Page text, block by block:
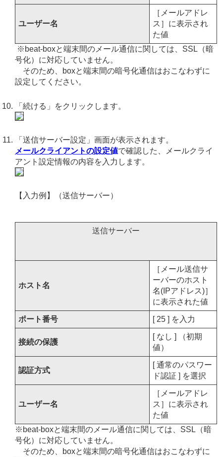
ユーザー名
［メールアドレ
ス］に表示され
た値
※beat-boxと端末間のメール通信に関しては、SSL（暗
号化）に対応していません。
そのため、boxと端末間の暗号化通信はおこなわずに
設定してください。
「続ける」をクリックします。
「送信サーバー設定」画面が表示されます。
メールクライアントの設定値で確認した、メールクライ
アント設定情報の内容を入力します。
【入力例】（送信サーバー）
送信サーバー
ホスト名
［メール送信サ
ーバーのホスト
名(IPアドレス)］
に表示された値
ポート番号 [ 25 ] を入力
接続の保護
[ なし ] （初期
値）
認証方式
[ 通常のパスワー
ド認証 ] を選択
ユーザー名
［メールアドレ
ス］に表示され
た値
※beat-boxと端末間のメール通信に関しては、SSL（暗
号化）に対応していません。
そのため、boxと端末間の暗号化通信はおこなわずに